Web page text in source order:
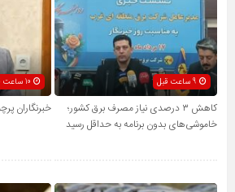
کاهش ۳ درصدی نیاز مصرف برق کشور؛
خاموشی‌های بدون برنامه به حداقل رسید
خبرنگاران